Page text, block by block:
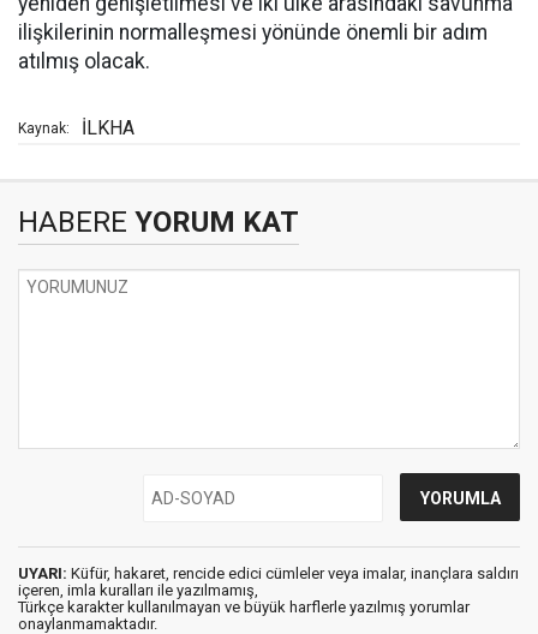
ilişkilerinin normalleşmesi yönünde önemli bir adım
atılmış olacak.
Kaynak: İLKHA
HABERE YORUM KAT
UYARI: Küfür, hakaret, rencide edici cümleler veya imalar, inançlara saldırı
içeren, imla kuralları ile yazılmamış,
Türkçe karakter kullanılmayan ve büyük harflerle yazılmış yorumlar
onaylanmamaktadır.